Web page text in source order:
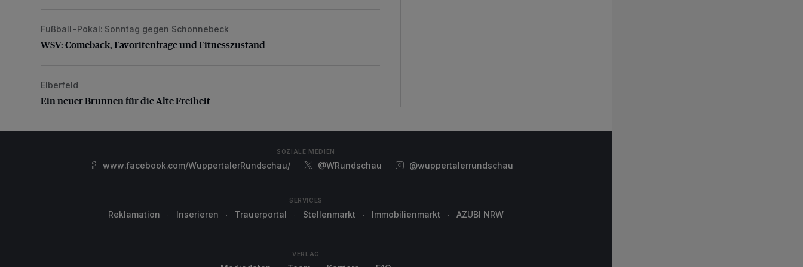
WSV: Comeback, Favoritenfrage und Fitnesszustand
Fußball-Pokal: Sonntag gegen Schonnebeck
WSV: Comeback, Favoritenfrage und Fitnesszustand
Ein neuer Brunnen für die Alte Freiheit
Elberfeld
Ein neuer Brunnen für die Alte Freiheit
SOZIALE MEDIEN
www.facebook.com/WuppertalerRundschau/ @WRundschau @wuppertalerrundschau
SERVICES
Reklamation Inserieren Trauerportal Stellenmarkt Immobilienmarkt AZUBI NRW
VERLAG